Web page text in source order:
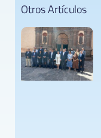
Otros Artículos